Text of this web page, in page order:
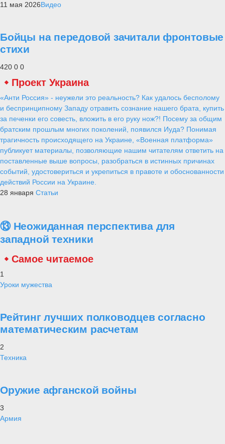
11 мая 2026Видео
Бойцы на передовой зачитали фронтовые
стихи
420 0 0
Проект Украина
«Анти Россия» - неужели это реальность? Как удалось бесполому
и беспринципному Западу отравить сознание нашего брата, купить
за печенки его совесть, вложить в его руку нож?! Посему за общим
братским прошлым многих поколений, появился Иуда? Понимая
трагичность происходящего на Украине, «Военная платформа»
публикует материалы, позволяющие нашим читателям ответить на
поставленные выше вопросы, разобраться в истинных причинах
событий, удостовериться и укрепиться в правоте и обоснованности
действий России на Украине.
28 января Статьи
⑬ Неожиданная перспектива для
западной техники
Самое читаемое
1
Уроки мужества
Рейтинг лучших полководцев согласно
математическим расчетам
2
Техника
Оружие афганской войны
3
Армия